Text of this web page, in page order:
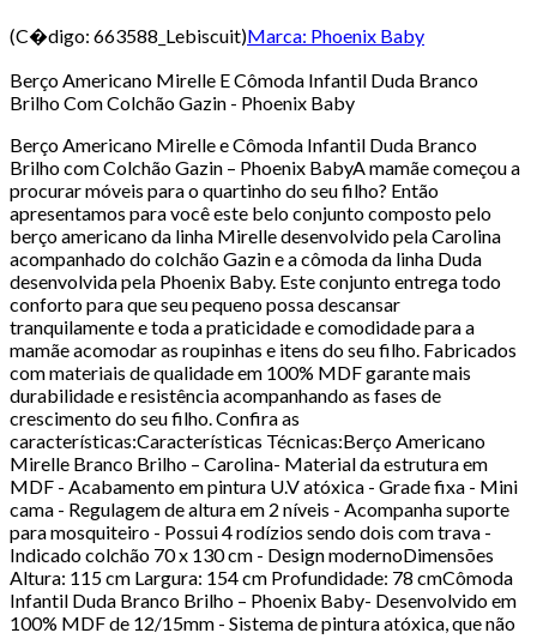
(C�digo: 663588_Lebiscuit)Marca: Phoenix Baby
Berço Americano Mirelle E Cômoda Infantil Duda Branco
Brilho Com Colchão Gazin - Phoenix Baby
Berço Americano Mirelle e Cômoda Infantil Duda Branco
Brilho com Colchão Gazin – Phoenix BabyA mamãe começou a
procurar móveis para o quartinho do seu filho? Então
apresentamos para você este belo conjunto composto pelo
berço americano da linha Mirelle desenvolvido pela Carolina
acompanhado do colchão Gazin e a cômoda da linha Duda
desenvolvida pela Phoenix Baby. Este conjunto entrega todo
conforto para que seu pequeno possa descansar
tranquilamente e toda a praticidade e comodidade para a
mamãe acomodar as roupinhas e itens do seu filho. Fabricados
com materiais de qualidade em 100% MDF garante mais
durabilidade e resistência acompanhando as fases de
crescimento do seu filho. Confira as
características:Características Técnicas:Berço Americano
Mirelle Branco Brilho – Carolina- Material da estrutura em
MDF - Acabamento em pintura U.V atóxica - Grade fixa - Mini
cama - Regulagem de altura em 2 níveis - Acompanha suporte
para mosquiteiro - Possui 4 rodízios sendo dois com trava -
Indicado colchão 70 x 130 cm - Design modernoDimensões
Altura: 115 cm Largura: 154 cm Profundidade: 78 cmCômoda
Infantil Duda Branco Brilho – Phoenix Baby- Desenvolvido em
100% MDF de 12/15mm - Sistema de pintura atóxica, que não